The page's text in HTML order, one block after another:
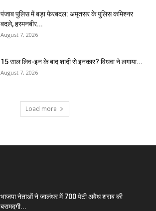
पंजाब पुलिस में बड़ा फेरबदल: अमृतसर के पुलिस कमिश्नर
बदले, हरमनबीर...
August 7, 2026
15 साल लिव-इन के बाद शादी से इनकार? विधवा ने लगाया...
August 7, 2026
Load more
भाजपा नेताओं ने जालंधर में 700 पेटी अवैध शराब की
बरामदगी...